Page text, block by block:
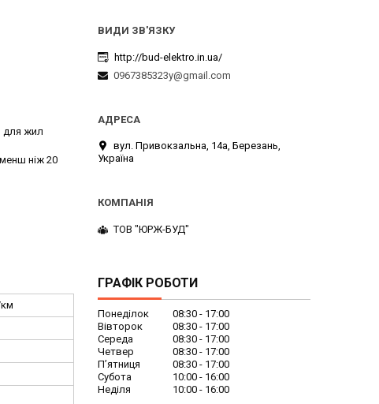
для жил
ніж 20
http://bud-elektro.in.ua/
0967385323y@gmail.com
вул. Привокзальна, 14а, Березань,
Україна
ТОВ "ЮРЖ-БУД"
ГРАФІК РОБОТИ
Понеділок 08:30
17:00
Вівторок
08:30
17:00
Середа
08:30
17:00
Четвер
08:30
17:00
Пʼятниця
08:30
17:00
Субота
10:00
16:00
Неділя
10:00 16:00